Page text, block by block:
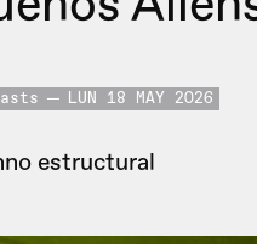
LUN 18 MAY 2026
estructural